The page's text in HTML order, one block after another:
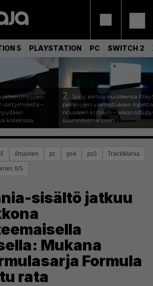
5 PLAYSTATION PC SWITCH 2
jälleenmyyjien
siirtymisestä –
koteloissa
2. Sony kertoo kuulleensa
pelilevyjen valmistuksen
nousseen kritiikin – aikoo silti
suunnitelmassaan
ilmainen pc ps4 ps5
TrackMania
X/S
sisältö jatkuu
Mukana
Formula
rata